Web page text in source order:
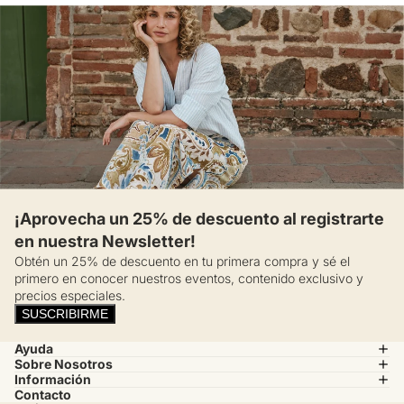
¡Aprovecha un 25% de descuento al registrarte
en nuestra Newsletter!
Obtén un 25% de descuento en tu primera compra y sé el
primero en conocer nuestros eventos, contenido exclusivo y
precios especiales.
SUSCRIBIRME
Ayuda
Sobre Nosotros
Información
Contacto